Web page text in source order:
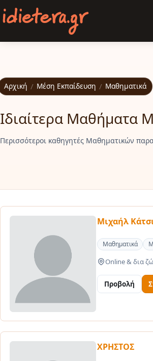
Παράκαμψη προς το κυρίως
Αρχική / Μέση Εκπαίδευση / Μαθηματικά
Ιδιαίτερα Μαθήματα
Περισσότεροι καθηγητές Μαθηματικών
Μιχαήλ
Μαθηματικά
Online & δια
Προβολή
ΧΡΗΣΤΟΣ